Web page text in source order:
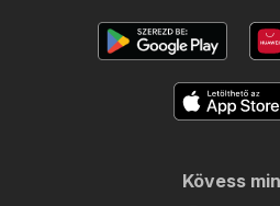
Kövess